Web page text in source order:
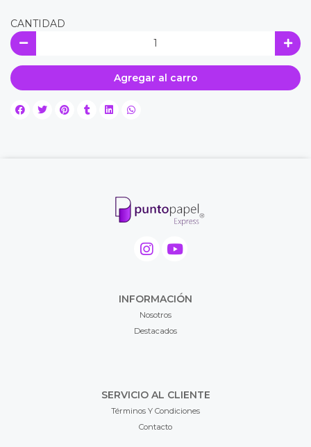
CANTIDAD
Agregar al carro
INFORMACIÓN
Nosotros
Destacados
SERVICIO AL CLIENTE
Términos Y Condiciones
Contacto